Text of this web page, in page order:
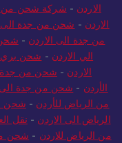
الاردن - شركة شحن من
الاردن - شحن من جدة الى
من جدة الى الاردن -
الي الاردن - شحن بري
الاردن - شحن من جدة
الأردن - شحن من جدة الى
من الرياض للأردن - شحن
الرياض الى الاردن - نقل
من الرياض للاردن - شحن